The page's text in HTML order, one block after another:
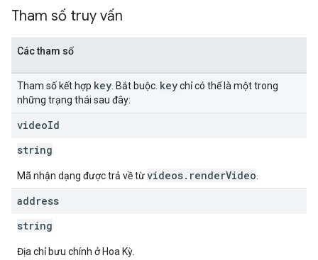
Tham số truy vấn
Các tham số
Tham số kết hợp key . Bắt buộc. keychỉ có thể là một trong
những trạng thái sau đây:
videoId
string
Mã nhận dạng được trả về từvideos.renderVideo
address
string
Địa chỉ bưu chính ở Hoa Kỳ.